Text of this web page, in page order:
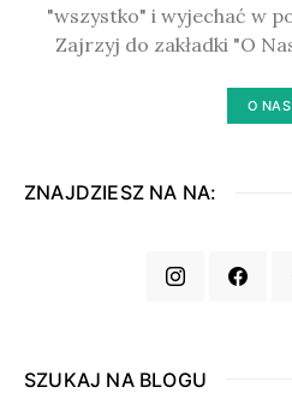
"wszystko" i wyjechać w
Zajrzyj do zakładki "O
O NAS
ZNAJDZIESZ NA NA:
SZUKAJ NA BLOGU